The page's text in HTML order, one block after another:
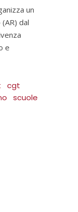
un
dal
e
cgt
scuole